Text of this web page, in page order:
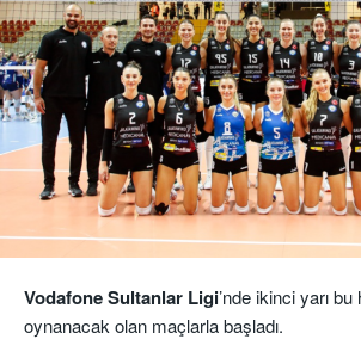
Vodafone Sultanlar Ligi’nde ikinci yarı
oynanacak olan maçlarla başladı.